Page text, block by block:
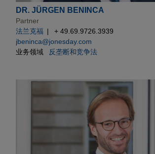
DR. JÜRGEN BENINCA
Partner
法兰克福
+ 49.69.9726.3939
jbeninca@jonesday.com
业务领域
反垄断和竞争法